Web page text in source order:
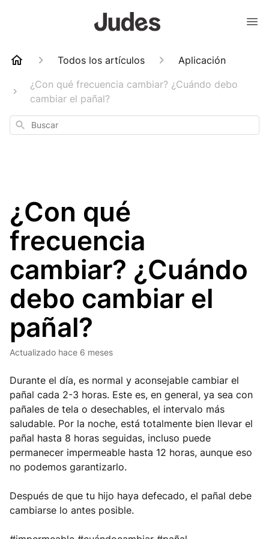
Todos los artículos
Aplicación
¿Con qué frecuencia cambiar? ¿Cuándo debo
cambiar el pañal?
Buscar
¿Con qué
frecuencia
cambiar? ¿Cuándo
debo cambiar el
pañal?
Actualizado hace 6 meses
Durante el día, es normal y aconsejable cambiar el
pañal cada 2-3 horas. Este es, en general, ya sea con
pañales de tela o desechables, el intervalo más
saludable. Por la noche, está totalmente bien llevar el
pañal hasta 8 horas seguidas, incluso puede
permanecer impermeable hasta 12 horas, aunque eso
no podemos garantizarlo.
Después de que tu hijo haya defecado, el pañal debe
cambiarse lo antes posible.